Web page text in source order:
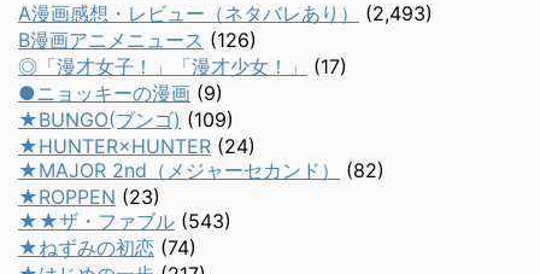
A漫画感想・レビュー（ネタバレあり）
(2,493)
B漫画アニメニュース (126)
◎「漫才女子！」「漫才少女！」
(17)
●ニョッキーの漫画 (9)
★BUNGO(ブンゴ) (109)
★HUNTER×HUNTER (24)
★MAJOR 2nd（メジャーセカンド）
(82)
★ROPPEN (23)
★★ザ・ファブル (543)
★ねずみの初恋 (74)